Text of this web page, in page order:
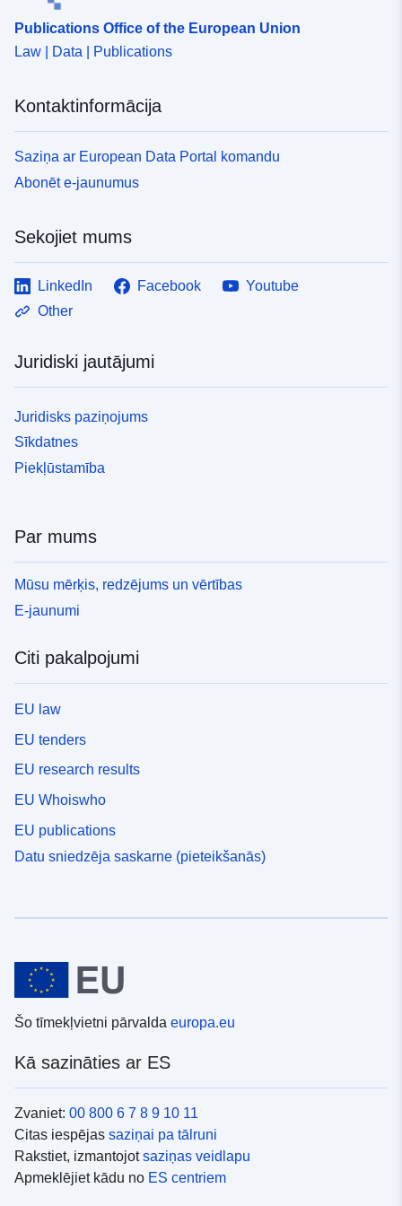
Publications Office of the European Union
Law | Data | Publications
Kontaktinformācija
Saziņa ar European Data Portal komandu
Abonēt e-jaunumus
Sekojiet mums
LinkedIn Facebook
Youtube
Other
Juridiski jautājumi
Juridisks paziņojums
Sīkdatnes
Piekļūstamība
Par mums
Mūsu mērķis, redzējums un vērtības
E-jaunumi
Citi pakalpojumi
EU law
EU tenders
EU research results
EU Whoiswho
EU publications
Datu sniedzēja saskarne (pieteikšanās)
Šo tīmekļvietni pārvalda europa.eu
Kā sazināties ar ES
Zvaniet: 00 800 6 7 8 9 10 11
Citas iespējas saziņai pa tālruni
Rakstiet, izmantojotsaziņas veidlapu
Apmeklējiet kādu no ES centriem